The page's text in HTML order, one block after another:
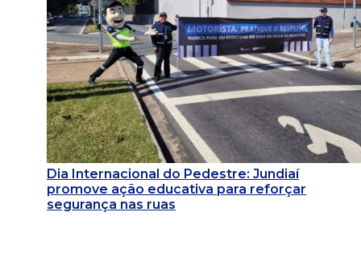
Dia Internacional do Pedestre: Jundiaí
promove ação educativa para reforçar
segurança nas ruas